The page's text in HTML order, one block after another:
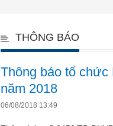
THÔNG BÁO
Thông báo tổ
năm 2018
06/08/2018 13:49